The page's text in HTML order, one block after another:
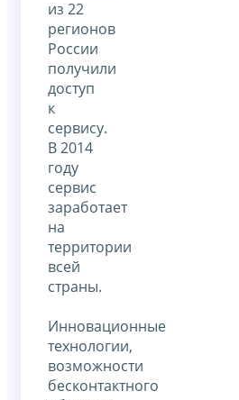
из 22
регионов
России
получили
доступ
к
сервису.
В 2014
году
сервис
заработает
на
территории
всей
страны.
Инновационные
технологии,
возможности
бесконтактного